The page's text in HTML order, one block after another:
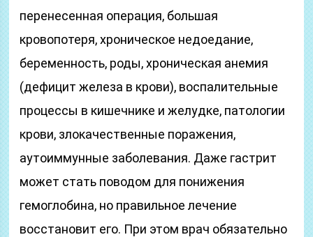
перенесенная операция, большая
кровопотеря, хроническое недоедание,
беременность, роды, хроническая анемия
(дефицит железа в крови), воспалительные
процессы в кишечнике и желудке, патологии
крови, злокачественные поражения,
аутоиммунные заболевания. Даже гастрит
может стать поводом для понижения
гемоглобина, но правильное лечение
восстановит его. При этом врач обязательно